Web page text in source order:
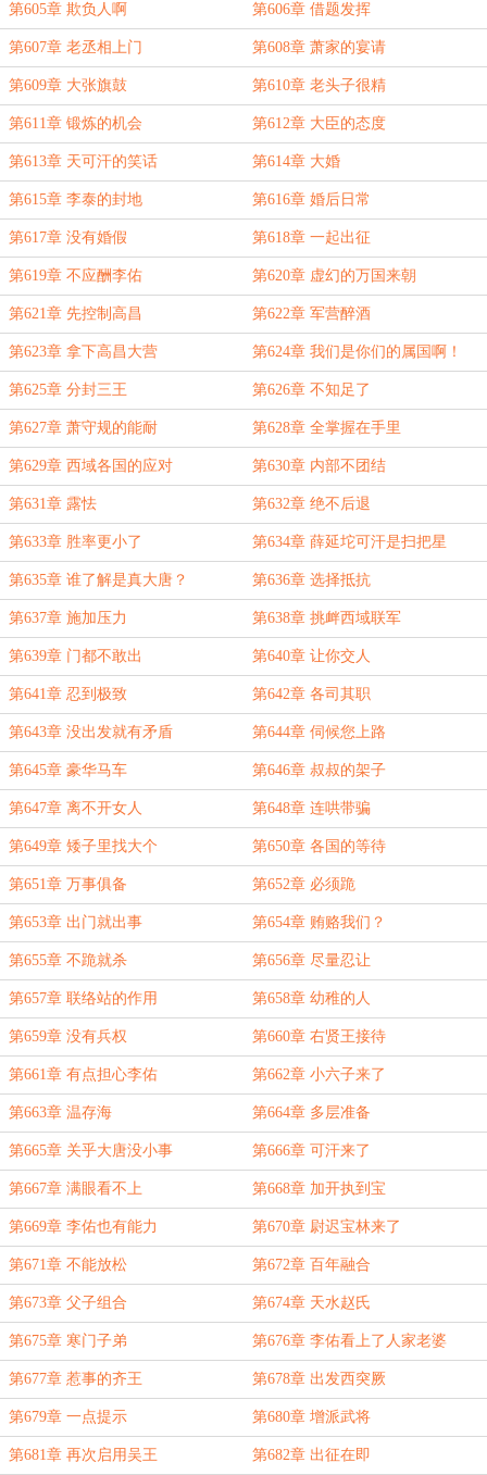
第605章 欺负人啊 第606章 借题发挥
第607章 老丞相上门 第608章 萧家的宴请
第609章 大张旗鼓 第610章 老头子很精
第611章 锻炼的机会 第612章 大臣的态度
第613章 天可汗的笑话 第614章 大婚
第615章 李泰的封地 第616章 婚后日常
第617章 没有婚假 第618章 一起出征
第619章 不应酬李佑 第620章 虚幻的万国来朝
第621章 先控制高昌 第622章 军营醉酒
第623章 拿下高昌大营 第624章 我们是你们的属国啊！
第625章 分封三王 第626章 不知足了
第627章 萧守规的能耐 第628章 全掌握在手里
第629章 西域各国的应对 第630章 内部不团结
第631章 露怯 第632章 绝不后退
第633章 胜率更小了 第634章 薛延坨可汗是扫把星
第635章 谁了解是真大唐？ 第636章 选择抵抗
第637章 施加压力 第638章 挑衅西域联军
第639章 门都不敢出 第640章 让你交人
第641章 忍到极致 第642章 各司其职
第643章 没出发就有矛盾 第644章 伺候您上路
第645章 豪华马车 第646章 叔叔的架子
第647章 离不开女人 第648章 连哄带骗
第649章 矮子里找大个 第650章 各国的等待
第651章 万事俱备 第652章 必须跪
第653章 出门就出事 第654章 贿赂我们？
第655章 不跪就杀 第656章 尽量忍让
第657章 联络站的作用 第658章 幼稚的人
第659章 没有兵权 第660章 右贤王接待
第661章 有点担心李佑 第662章 小六子来了
第663章 温存海 第664章 多层准备
第665章 关乎大唐没小事 第666章 可汗来了
第667章 满眼看不上 第668章 加开执到宝
第669章 李佑也有能力 第670章 尉迟宝林来了
第671章 不能放松 第672章 百年融合
第673章 父子组合 第674章 天水赵氏
第675章 寒门子弟 第676章 李佑看上了人家老婆
第677章 惹事的齐王 第678章 出发西突厥
第679章 一点提示 第680章 增派武将
第681章 再次启用吴王 第682章 出征在即